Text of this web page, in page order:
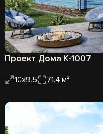
Проект Дома К-1007
10х9.5 71.4 м²